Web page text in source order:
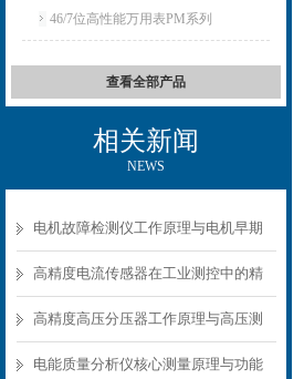
46/7位高性能万用表PM系列
查看全部产品
相关新闻
NEWS
电机故障检测仪工作原理与电机早期
故障诊断方案
高精度电流传感器在工业测控中的精
准测量方案
高精度高压分压器工作原理与高压测
量应用场景
电能质量分析仪核心测量原理与功能